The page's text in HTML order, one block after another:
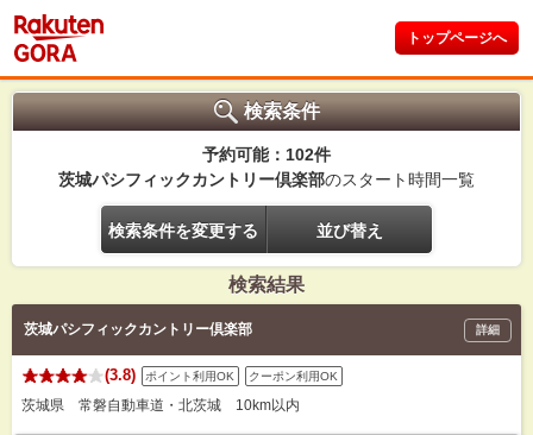
トップページへ
検索条件
予約可能：102件
茨城パシフィックカントリー倶楽部のスタート時間一覧
検索条件を変更する 並び替え
検索結果
茨城パシフィックカントリー倶楽部 詳細
(3.8) ポイント利用OK クーポン利用OK
茨城県 常磐自動車道・北茨城 10km以内